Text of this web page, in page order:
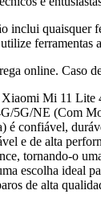
inclui quaisquer
ferramentas
online. Caso
Mi 11 Lite
5G/NE (Com
confiável,
e de alta
tornando-o
escolha ideal
de alta